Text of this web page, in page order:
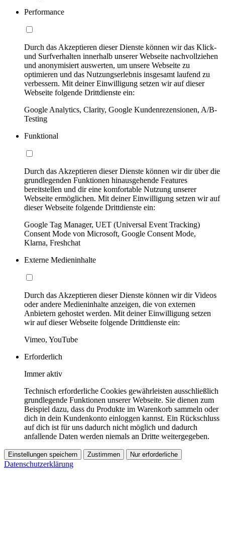
Performance
Durch das Akzeptieren dieser Dienste können wir das Klick-
und Surfverhalten innerhalb unserer Webseite nachvollziehen
und anonymisiert auswerten, um unsere Webseite zu
optimieren und das Nutzungserlebnis insgesamt laufend zu
verbessern. Mit deiner Einwilligung setzen wir auf dieser
Webseite folgende Drittdienste ein:
Google Analytics, Clarity, Google Kundenrezensionen, A/B-
Testing
Funktional
Durch das Akzeptieren dieser Dienste können wir dir über die
grundlegenden Funktionen hinausgehende Features
bereitstellen und dir eine komfortable Nutzung unserer
Webseite ermöglichen. Mit deiner Einwilligung setzen wir auf
dieser Webseite folgende Drittdienste ein:
Google Tag Manager, UET (Universal Event Tracking)
Consent Mode von Microsoft, Google Consent Mode,
Klarna, Freshchat
Externe Medieninhalte
Durch das Akzeptieren dieser Dienste können wir dir Videos
oder andere Medieninhalte anzeigen, die von externen
Anbietern gehostet werden. Mit deiner Einwilligung setzen
wir auf dieser Webseite folgende Drittdienste ein:
Vimeo, YouTube
Erforderlich
Immer aktiv
Technisch erforderliche Cookies gewährleisten ausschließlich
grundlegende Funktionen unserer Webseite. Sie dienen zum
Beispiel dazu, dass du Produkte im Warenkorb sammeln oder
dich in dein Kundenkonto einloggen kannst. Ein Rückschluss
auf dich ist für uns dadurch nicht möglich und dadurch
anfallende Daten werden niemals an Dritte weitergegeben.
Einstellungen speichern Zustimmen Nur erforderliche
Datenschutzerklärung